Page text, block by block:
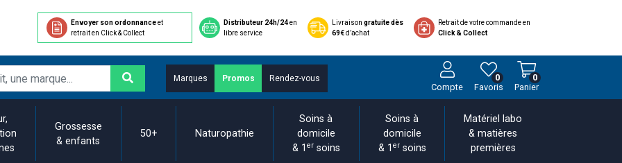
Envoyer son ordonnanceet
retrait en Click & Collect
Distributeur 24h/24en
libre service
Livraisongratuite dès
69€d’achat
Retrait de votre commande en
Click & Collect
Marques Promos Rendez-vous
Compte Favoris
0
Panier
0
Grossesse
& enfants
50+ Naturopathie
Soins à
domicile
& 1 ersoins
Soins à
domicile
& 1 ersoins
Matériel labo
& matières
premières